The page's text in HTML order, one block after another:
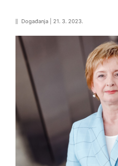
Događanja 21. 3. 2023.